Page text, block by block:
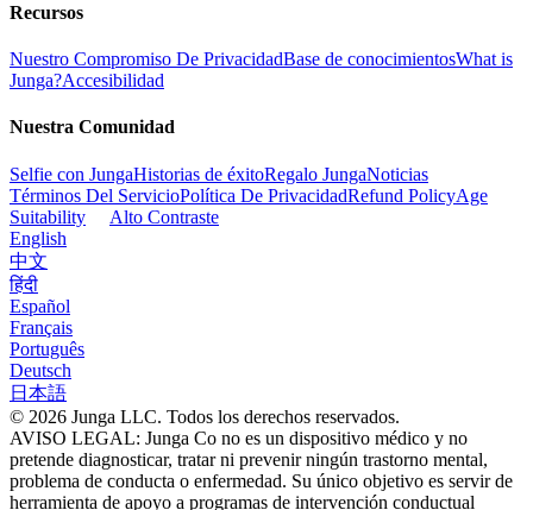
Recursos
Nuestro Compromiso De PrivacidadBase de conocimientosWhat is
Junga?Accesibilidad
Nuestra Comunidad
Selfie con JungaHistorias de éxitoRegalo JungaNoticias
Términos Del ServicioPolítica De PrivacidadRefund PolicyAge
Suitability
Alto Contraste
English
中文
हिंदी
Español
Français
Português
Deutsch
日本語
© 2026 Junga LLC. Todos los derechos reservados.
AVISO LEGAL: Junga Co no es un dispositivo médico y no
pretende diagnosticar, tratar ni prevenir ningún trastorno mental,
problema de conducta o enfermedad. Su único objetivo es servir de
herramienta de apoyo a programas de intervención conductual